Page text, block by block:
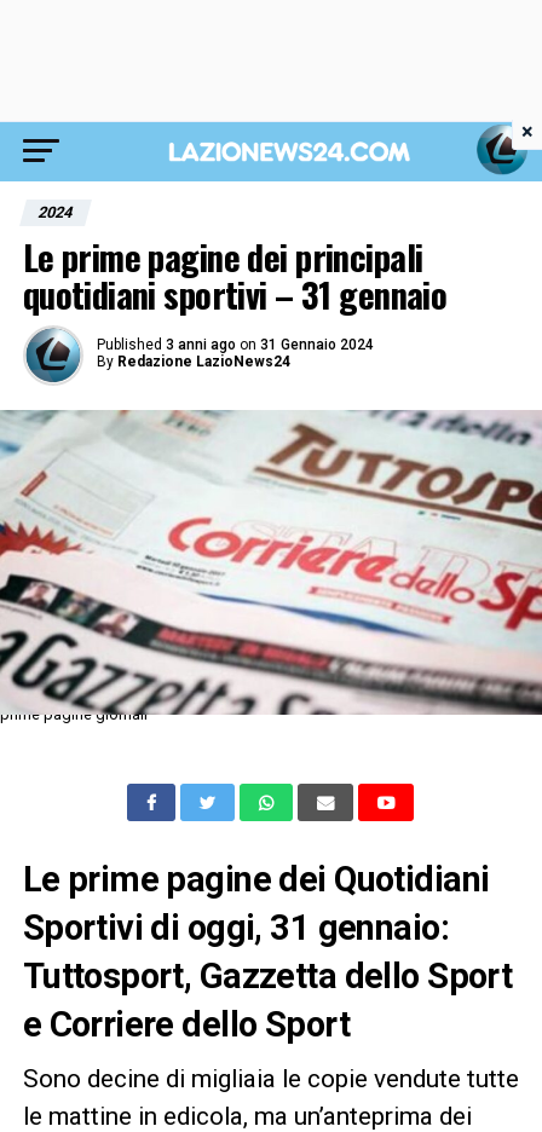
2024
Le prime pagine dei principali
quotidiani sportivi – 31 gennaio
Published 3 anni ago on 31 Gennaio 2024
By Redazione LazioNews24
prime pagine giornali
Le prime pagine dei Quotidiani
Sportivi di oggi, 31 gennaio:
Tuttosport, Gazzetta dello Sport
e Corriere dello Sport
Sono decine di migliaia le copie vendute tutte
le mattine in edicola, ma un’anteprima dei
×